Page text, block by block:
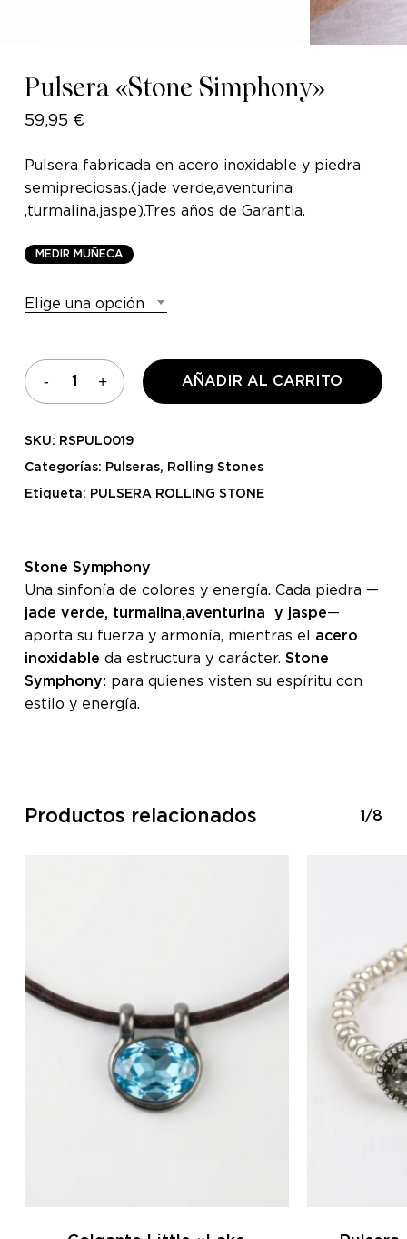
Pulsera «Stone Simphony»
59,95 €
Pulsera fabricada en acero inoxidable y piedra
semipreciosas.(jade verde,aventurina
,turmalina,jaspe).Tres años de Garantia.
M E DI R MUÑ ECA
Elige una opción
AÑADIR AL CARRITO
SKU: RSPUL0019
Categorías: Pulseras, Rolling Stones
Etiqueta: PULSERA ROLLING STONE
Stone Symphony
Una sinfonía de colores y energía. Cada piedra —
jade verde, turmalina,aventurina y jaspe—
aporta su fuerza y armonía, mientras el acero
inoxidable da estructura y carácter. Stone
Symphony: para quienes visten su espíritu con
estilo y energía.
Productos relacionados 1/8